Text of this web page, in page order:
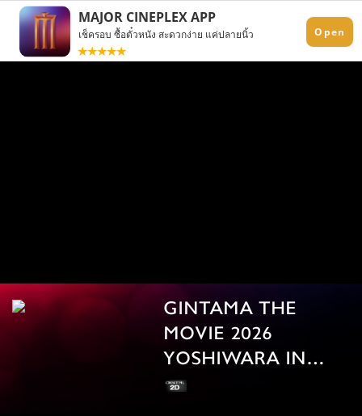
GINTAMA THE
MOVIE 2026
YOSHIWARA IN
FLAMES